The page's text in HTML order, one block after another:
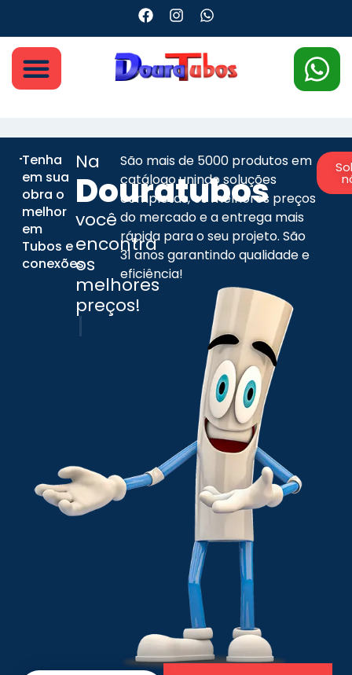
Tenha
em sua
obra o
melhor
em
Tubos e
conexões
Na
Douratubos
você
encontra
os
melhor
São mais de 5000 produtos em
catálogo unindo soluções
completas, os melhores preços
do mercado e a entrega mais
rápida para o seu projeto. São
31 anos garantindo qualidade e
eficiência!